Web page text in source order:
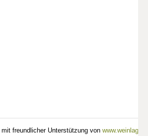
mit freundlicher Unterstützung von